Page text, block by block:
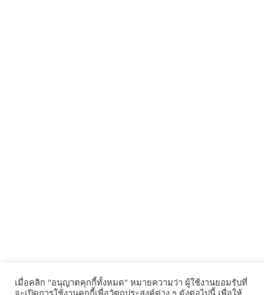
เมื่อคลิก "อนุญาตคุกกี้ทั้งหมด" หมายความว่า ผู้ใช้งานยอมรับที่